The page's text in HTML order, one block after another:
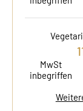
MwSt
inbegriffen